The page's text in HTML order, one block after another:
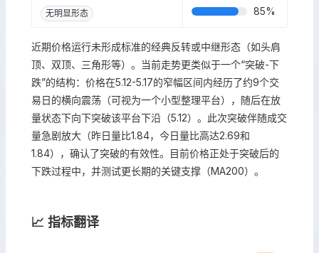
无明显形态 85%
近期价格运行未形成标准的经典反转或中继形态（如头肩
顶、双顶、三角形等）。当前走势更类似于一个“突破-下
跌”的结构：价格在5.12-5.17的窄幅区间内经历了约9个交
易日的横向震荡（可视为一个小型整理平台），随后在放
量状态下向下突破该平台下沿（5.12）。此次突破伴随成交
量急剧放大（昨日量比1.84，今日量比高达2.69和
1.84），确认了突破的有效性。目前价格正处于突破后的
下跌过程中，并测试更长期的关键支撑（MA200）。
📈 指标翻译